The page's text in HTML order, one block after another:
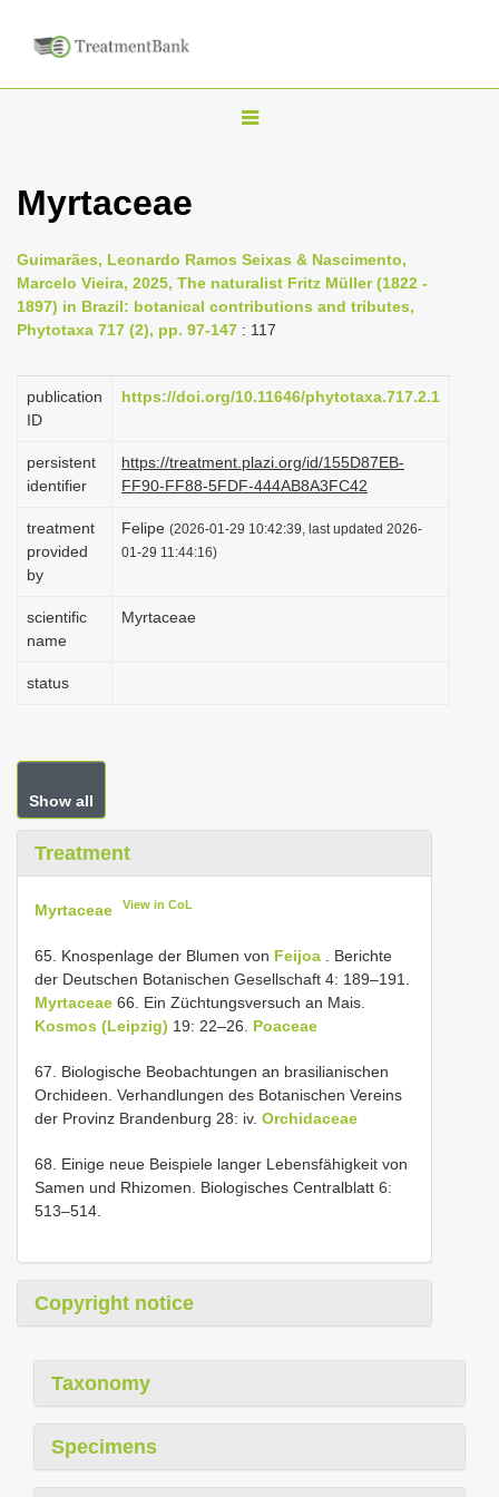
T
n
a
i
a
t
i
Myrtaceae
Guimarães, Leonardo Ramos Seixas & Nascimento,
Marcelo Vieira, 2025, The naturalist Fritz Müller (1822 -
1897) in Brazil: botanical contributions and tributes,
Phytotaxa 717 (2), pp. 97-147 : 117
publication
ID
https://doi.org/10.11646/phytotaxa.717.2.1
persistent
identifier
https://treatment.plazi.org/id/155D87EB-
FF90-FF88-5FDF-444AB8A3FC42
treatment
provided
by
Felipe (2026-01-29 10:42:39, last updated 2026-
01-29 11:44:16)
scientific
name
Myrtaceae
status
Show all
Treatment
Myrtaceae View in CoL
65. Knospenlage der Blumen von Feijoa . Berichte
der Deutschen Botanischen Gesellschaft 4: 189–191.
Myrtaceae 66. Ein Züchtungsversuch an Mais.
Kosmos (Leipzig) 19: 22–26. Poaceae
67. Biologische Beobachtungen an brasilianischen
Orchideen. Verhandlungen des Botanischen Vereins
der Provinz Brandenburg 28: iv. Orchidaceae
68. Einige neue Beispiele langer Lebensfähigkeit von
Samen und Rhizomen. Biologisches Centralblatt 6:
513–514.
Copyright notice
Taxonomy
Specimens